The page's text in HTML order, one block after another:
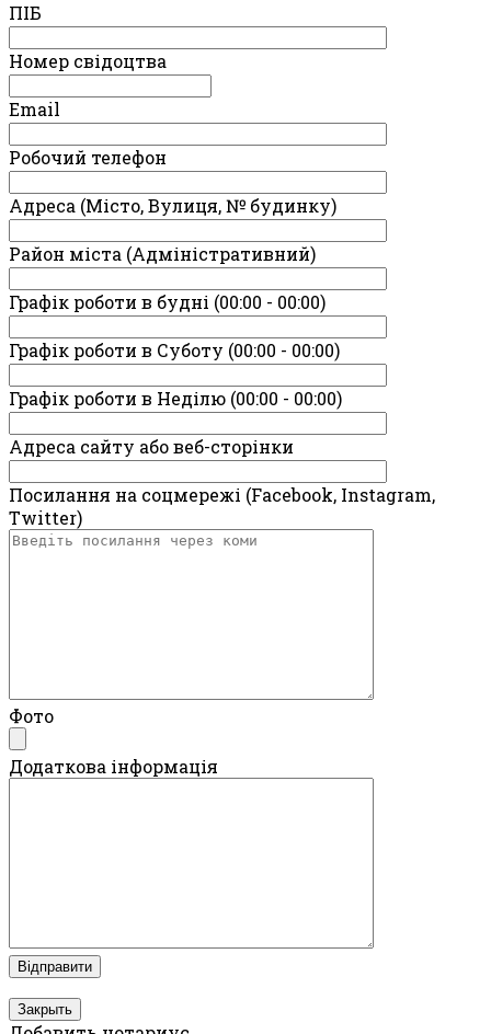
ПIБ
Номер свідоцтва
Email
Робочий телефон
Адреса (Місто, Вулиця, № будинку)
Район міста (Адміністративний)
Графік роботи в будні (00:00 - 00:00)
Графік роботи в Суботу (00:00 - 00:00)
Графік роботи в Неділю (00:00 - 00:00)
Адреса сайту або веб-сторінки
Посилання на соцмережі (Facebook, Instagram,
Twitter)
Фото
Додаткова інформація
Закрыть